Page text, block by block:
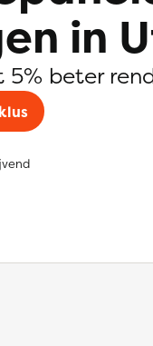
in
5% beter